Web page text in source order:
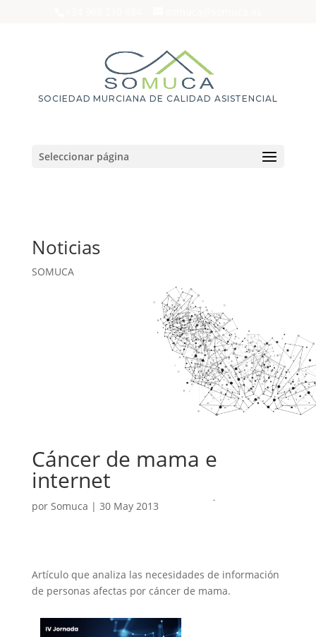
SOCIEDAD MURCIANA DE CALIDAD ASISTENCIAL
Seleccionar página
Noticias
SOMUCA
Cáncer de mama e
internet
por Somuca | 30 May 2013
Artículo que analiza las necesidades de información
de personas afectas por cáncer de mama.